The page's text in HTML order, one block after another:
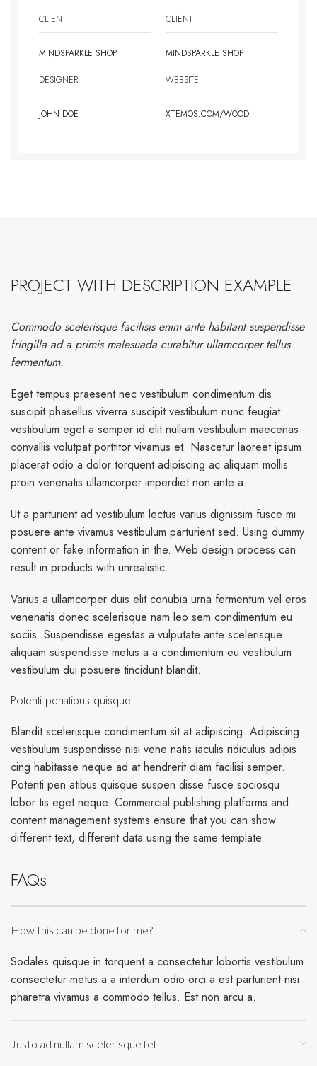
CLIENT
MINDSPARKLE SHOP
CLIENT
MINDSPARKLE SHOP
DESIGNER
JOHN DOE
WEBSITE
XTEMOS.COM/WOOD
PROJECT WITH DESCRIPTION EXAMPLE
Commodo scelerisque facilisis enim ante habitant suspendisse
fringilla ad a primis malesuada curabitur ullamcorper tellus
fermentum.
Eget tempus praesent nec vestibulum condimentum dis
suscipit phasellus viverra suscipit vestibulum nunc feugiat
vestibulum eget a semper id elit nullam vestibulum maecenas
convallis volutpat porttitor vivamus et. Nascetur laoreet ipsum
placerat odio a dolor torquent adipiscing ac aliquam mollis
proin venenatis ullamcorper imperdiet non ante a.
Ut a parturient ad vestibulum lectus varius dignissim fusce mi
posuere ante vivamus vestibulum parturient sed. Using dummy
content or fake information in the. Web design process can
result in products with unrealistic.
Varius a ullamcorper duis elit conubia urna fermentum vel eros
venenatis donec scelerisque nam leo sem condimentum eu
sociis. Suspendisse egestas a vulputate ante scelerisque
aliquam suspendisse metus a a condimentum eu vestibulum
vestibulum dui posuere tincidunt blandit.
Potenti penatibus quisque
Blandit scelerisque condimentum sit at adipiscing. Adipiscing
vestibulum suspendisse nisi vene natis iaculis ridiculus adipis
cing habitasse neque ad at hendrerit diam facilisi semper.
Potenti pen atibus quisque suspen disse fusce sociosqu
lobor tis eget neque. Commercial publishing platforms and
content management systems ensure that you can show
different text, different data using the same template.
FAQs
How this can be done for me?
Sodales quisque in torquent a consectetur lobortis vestibulum
consectetur metus a a interdum odio orci a est parturient nisi
pharetra vivamus a commodo tellus. Est non arcu a.
Justo ad nullam scelerisque fel